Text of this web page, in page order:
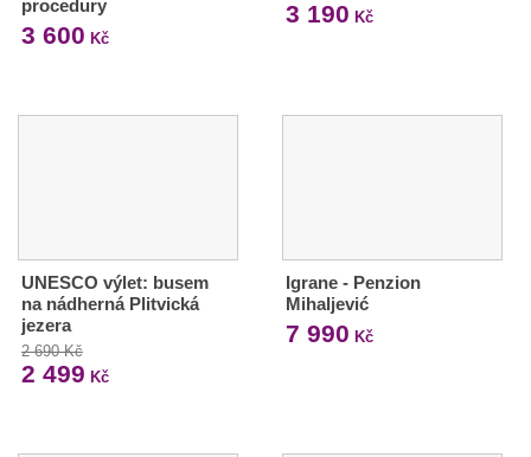
procedury
3 600 Kč
3 190 Kč
UNESCO výlet: busem
na nádherná Plitvická
jezera
2 690 Kč
2 499 Kč
Igrane - Penzion
Mihaljević
7 990 Kč